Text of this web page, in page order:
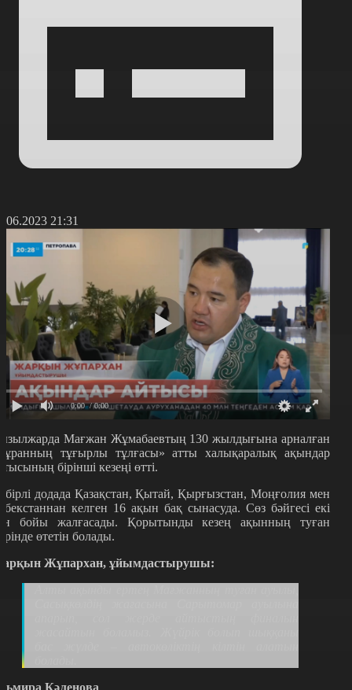
21:31
0:00 / 0:00
Мағжан Жұмабаевтың 130 жылдығына арналған
тұғырлы тұлғасы» атты халықаралық ақындар
бірінші кезеңі өтті.
додада Қазақстан, Қытай, Қырғызстан, Моңғолия мен
келген 16 ақын бақ сынасуда. Сөз бәйгесі екі
бойы жалғасады. Қорытынды кезең ақынның туған
өтетін болады.
Жұпархан, ұйымдастырушы:
Кәленова